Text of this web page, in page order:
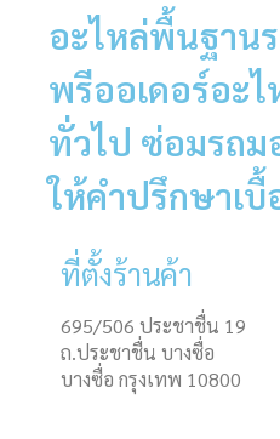
อะไหล่พื้นฐาน
พรีออเดอร์อะ
ทั่วไป ซ่อมรถม
ให้คำปรึกษาเบื้
ที่ตั้งร้านค้า
695/506 ประชาชื่น 19
ถ.ประชาชื่น บางซื่อ
บางซื่อ กรุงเทพ 10800